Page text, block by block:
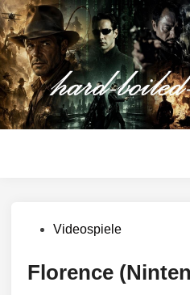
Zum
Inhalt
springen
Veröffentlicht
Videospiele
Florence